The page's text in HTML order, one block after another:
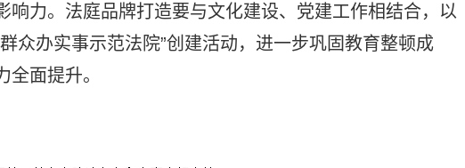
响力。法庭品牌打造要与文化建设、党建工作相结合，以
众办实事示范法院”创建活动，进一步巩固教育整顿成
面提升。